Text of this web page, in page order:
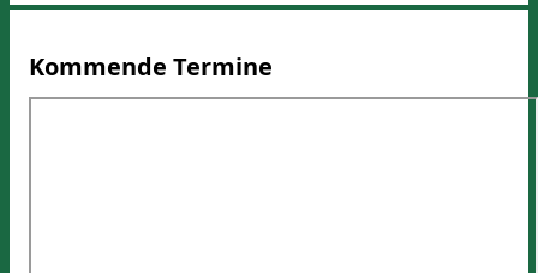
Kommende Termine